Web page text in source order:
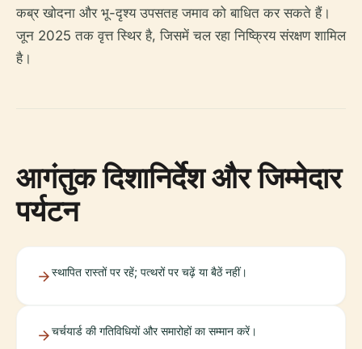
कब्र खोदना और भू-दृश्य उपसतह जमाव को बाधित कर सकते हैं।
जून 2025 तक वृत्त स्थिर है, जिसमें चल रहा निष्क्रिय संरक्षण शामिल
है।
आगंतुक दिशानिर्देश और जिम्मेदार
पर्यटन
स्थापित रास्तों पर रहें; पत्थरों पर चढ़ें या बैठें नहीं।
चर्चयार्ड की गतिविधियों और समारोहों का सम्मान करें।